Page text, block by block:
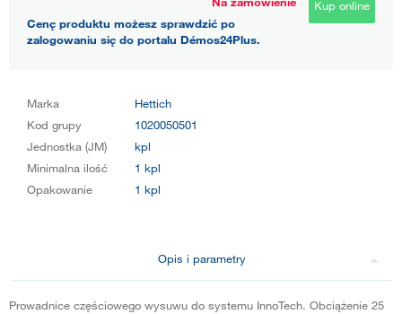
Cenę produktu możesz sprawdzić po
zalogowaniu się do portalu Démos24Plus.
Kup online
Marka
Hettich
Kod grupy
1020050501
Jednostka (JM)
kpl
Minimalna ilość
1 kpl
Opakowanie
1 kpl
Opis i parametry
Prowadnice częściowego wysuwu do systemu InnoTech. Obciążenie 25